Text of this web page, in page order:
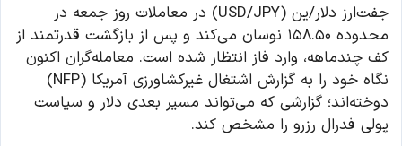
جفت‌ارز دلار/ین (USD/JPY) در معاملات روز جمعه در
محدوده ۱۵۸.۵۰ نوسان می‌کند و پس از بازگشت قدرتمند از
کف چندماهه، وارد فاز انتظار شده است. معامله‌گران اکنون
نگاه خود را به گزارش اشتغال غیرکشاورزی آمریکا (NFP)
دوخته‌اند؛ گزارشی که می‌تواند مسیر بعدی دلار و سیاست
پولی فدرال رزرو را مشخص کند.